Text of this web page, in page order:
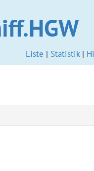
Liste | Statistik|